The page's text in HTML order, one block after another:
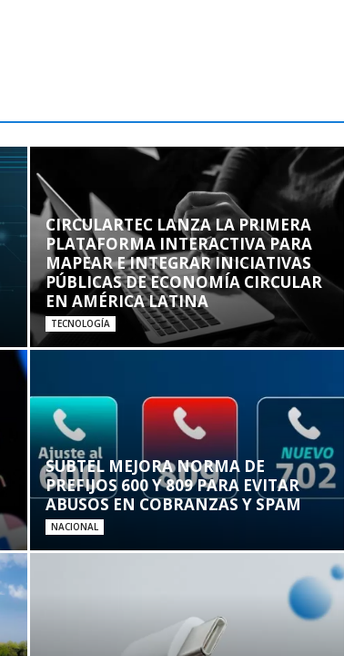
CIRCULARTEC LANZA LA PRIMERA
PLATAFORMA INTERACTIVA PARA
MAPEAR E INTEGRAR INICIATIVAS
PÚBLICAS DE ECONOMÍA CIRCULAR
EN AMÉRICA LATINA
TECNOLOGÍA
SUBTEL MEJORA NORMA DE
PREFIJOS 600 Y 809 PARA EVITAR
ABUSOS EN COBRANZAS Y SPAM
NACIONAL